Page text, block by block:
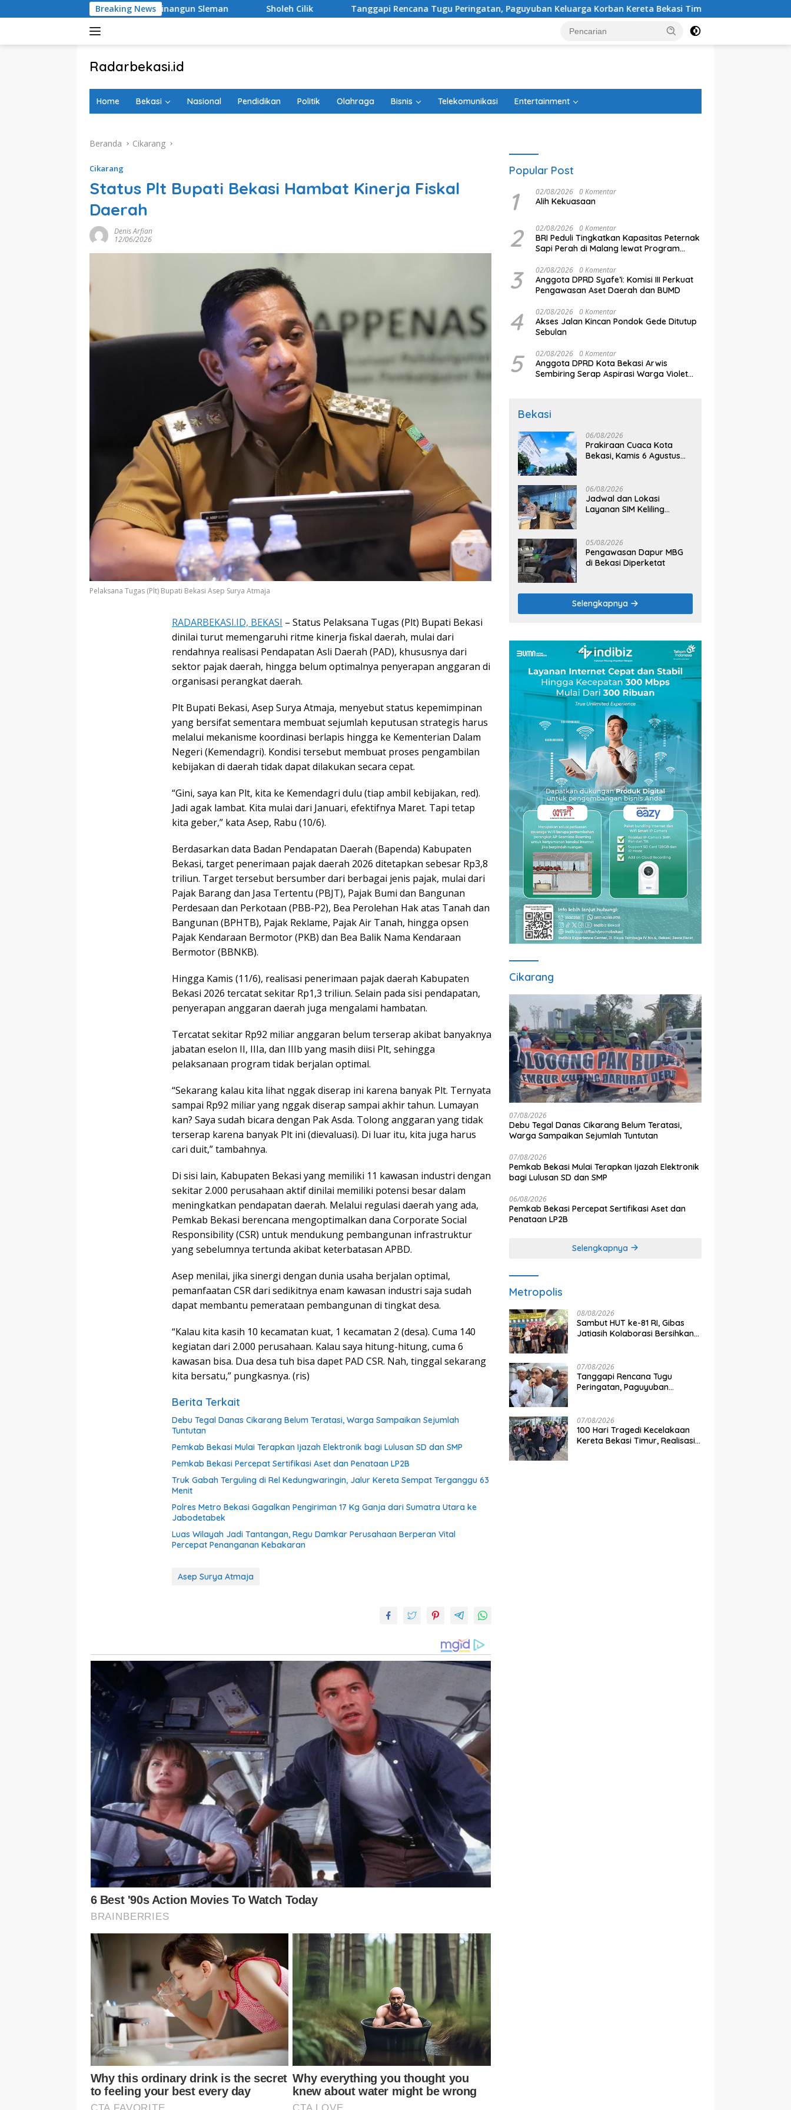
ke
Breaking News
Hargobinangun Sleman Sholeh Cilik Tanggapi Rencana Tugu Peringatan, Paguyuban Keluarga Korban Kereta Bekasi Timur: Kami Ingin Perbaikan Sistem Keselamatan
Radarbekasi.id
Bekasi
Home Bekasi Nasional Pendidikan Politik Olahraga Bisnis Telekomunikasi Entertainment
Beranda Cikarang
Cikarang
Status Plt Bupati Bekasi Hambat Kinerja Fiskal
Daerah
Denis Arfian
12/06/2026
Pelaksana Tugas (Plt) Bupati Bekasi Asep Surya Atmaja
RADARBEKASI.ID, BEKASI – Status Pelaksana Tugas (Plt) Bupati Bekasi
dinilai turut memengaruhi ritme kinerja fiskal daerah, mulai dari
rendahnya realisasi Pendapatan Asli Daerah (PAD), khususnya dari
sektor pajak daerah, hingga belum optimalnya penyerapan anggaran di
organisasi perangkat daerah.
Plt Bupati Bekasi, Asep Surya Atmaja, menyebut status kepemimpinan
yang bersifat sementara membuat sejumlah keputusan strategis harus
melalui mekanisme koordinasi berlapis hingga ke Kementerian Dalam
Negeri (Kemendagri). Kondisi tersebut membuat proses pengambilan
kebijakan di daerah tidak dapat dilakukan secara cepat.
“Gini, saya kan Plt, kita ke Kemendagri dulu (tiap ambil kebijakan, red).
Jadi agak lambat. Kita mulai dari Januari, efektifnya Maret. Tapi tetap
kita geber,” kata Asep, Rabu (10/6).
Berdasarkan data Badan Pendapatan Daerah (Bapenda) Kabupaten
Bekasi, target penerimaan pajak daerah 2026 ditetapkan sebesar Rp3,8
triliun. Target tersebut bersumber dari berbagai jenis pajak, mulai dari
Pajak Barang dan Jasa Tertentu (PBJT), Pajak Bumi dan Bangunan
Perdesaan dan Perkotaan (PBB-P2), Bea Perolehan Hak atas Tanah dan
Bangunan (BPHTB), Pajak Reklame, Pajak Air Tanah, hingga opsen
Pajak Kendaraan Bermotor (PKB) dan Bea Balik Nama Kendaraan
Bermotor (BBNKB).
Hingga Kamis (11/6), realisasi penerimaan pajak daerah Kabupaten
Bekasi 2026 tercatat sekitar Rp1,3 triliun. Selain pada sisi pendapatan,
penyerapan anggaran daerah juga mengalami hambatan.
Tercatat sekitar Rp92 miliar anggaran belum terserap akibat banyaknya
jabatan eselon II, IIIa, dan IIIb yang masih diisi Plt, sehingga
pelaksanaan program tidak berjalan optimal.
“Sekarang kalau kita lihat nggak diserap ini karena banyak Plt. Ternyata
sampai Rp92 miliar yang nggak diserap sampai akhir tahun. Lumayan
kan? Saya sudah bicara dengan Pak Asda. Tolong anggaran yang tidak
terserap karena banyak Plt ini (dievaluasi). Di luar itu, kita juga harus
cari duit,” tambahnya.
Di sisi lain, Kabupaten Bekasi yang memiliki 11 kawasan industri dengan
sekitar 2.000 perusahaan aktif dinilai memiliki potensi besar dalam
meningkatkan pendapatan daerah. Melalui regulasi daerah yang ada,
Pemkab Bekasi berencana mengoptimalkan dana Corporate Social
Responsibility (CSR) untuk mendukung pembangunan infrastruktur
yang sebelumnya tertunda akibat keterbatasan APBD.
Asep menilai, jika sinergi dengan dunia usaha berjalan optimal,
pemanfaatan CSR dari sedikitnya enam kawasan industri saja sudah
dapat membantu pemerataan pembangunan di tingkat desa.
“Kalau kita kasih 10 kecamatan kuat, 1 kecamatan 2 (desa). Cuma 140
kegiatan dari 2.000 perusahaan. Kalau saya hitung-hitung, cuma 6
kawasan bisa. Dua desa tuh bisa dapet PAD CSR. Nah, tinggal sekarang
kita bersatu,” pungkasnya. (ris)
Berita Terkait
Debu Tegal Danas Cikarang Belum Teratasi, Warga Sampaikan Sejumlah
Tuntutan
Pemkab Bekasi Mulai Terapkan Ijazah Elektronik bagi Lulusan SD dan SMP
Pemkab Bekasi Percepat Sertifikasi Aset dan Penataan LP2B
Truk Gabah Terguling di Rel Kedungwaringin, Jalur Kereta Sempat Terganggu 63
Menit
Polres Metro Bekasi Gagalkan Pengiriman 17 Kg Ganja dari Sumatra Utara ke
Jabodetabek
Luas Wilayah Jadi Tantangan, Regu Damkar Perusahaan Berperan Vital
Percepat Penanganan Kebakaran
Asep Surya Atmaja
Popular Post
1 02/08/2026 0 Komentar
Alih Kekuasaan
2 02/08/2026 0 Komentar
BRI Peduli Tingkatkan Kapasitas Peternak
Sapi Perah di Malang lewat Program
3 02/08/2026 0 Komentar
Anggota DPRD Syafe’i: Komisi III Perkuat
Pengawasan Aset Daerah dan BUMD
4 02/08/2026 0 Komentar
Akses Jalan Kincan Pondok Gede Ditutup
Sebulan
5 02/08/2026 0 Komentar
Anggota DPRD Kota Bekasi Arwis
Sembiring Serap Aspirasi Warga Violet
Bekasi
06/08/2026
Prakiraan Cuaca Kota
Bekasi, Kamis 6 Agustus
06/08/2026
Jadwal dan Lokasi
Layanan SIM Keliling
05/08/2026
Pengawasan Dapur MBG
di Bekasi Diperketat
Selengkapnya
Cikarang
07/08/2026
Debu Tegal Danas Cikarang Belum Teratasi,
Warga Sampaikan Sejumlah Tuntutan
07/08/2026
Pemkab Bekasi Mulai Terapkan Ijazah Elektronik
bagi Lulusan SD dan SMP
06/08/2026
Pemkab Bekasi Percepat Sertifikasi Aset dan
Penataan LP2B
Selengkapnya
Metropolis
08/08/2026
Sambut HUT ke-81 RI, Gibas
Jatiasih Kolaborasi Bersihkan
07/08/2026
Tanggapi Rencana Tugu
Peringatan, Paguyuban
Perbaikan Sistem Keselamatan
Lebih Dulu
07/08/2026
100 Hari Tragedi Kecelakaan
Kereta Bekasi Timur, Realisasi